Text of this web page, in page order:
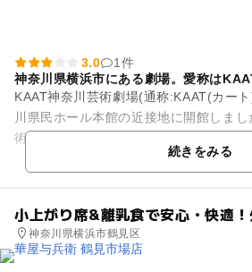
3.0
1件
神奈川県横浜市にある劇場。愛称は
KAAT神奈川芸術劇場(通称:KAAT(カー
川県民ホール本館の近接地に開館しま
術の創造]・人をつくる[人材の育成]・ま
続きをみる
小上がり席&離乳食で安心・快適
神奈川県横浜市鶴見区